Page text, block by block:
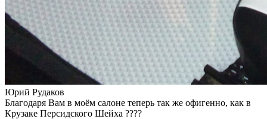
Юрий Рудаков
Благодаря Вам в моём салоне теперь так же офигенно, как в
Крузаке Персидского Шейха ????